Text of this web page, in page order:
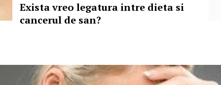
Exista vreo legatura intre dieta si
cancerul de san?